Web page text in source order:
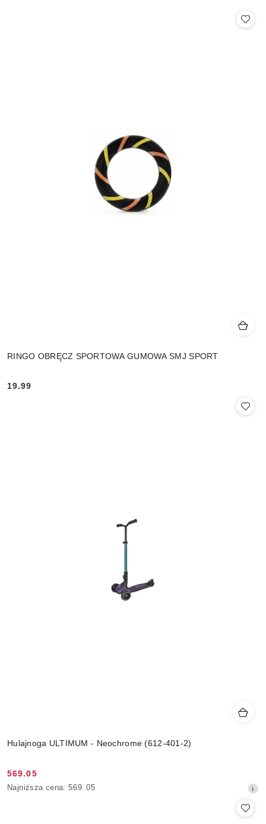
RINGO OBRĘCZ SPORTOWA GUMOWA SMJ SPORT
Cena:
19.99
Hulajnoga ULTIMUM - Neochrome (612-401-2)
Cena
promocyjna:
569.05
Najniższa
Najniższa cena: 569.05